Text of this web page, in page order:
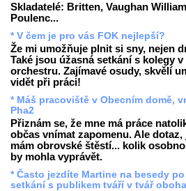
Skladatelé: Britten, Vaughan
Poulenc...
* V čem je pro vás FOK nejlepší?
Že mi umožňuje plnit si sny, nejen
Také jsou úžasná setkání s kolegy
orchestru. Zajímavé osudy, skvělí
vidět při práci!
* Máš pracoviště v Obecním domě,
Pha2
Přiznám se, že mne má práce
občas vnímat zapomenu. Ale
mám obrovské štěstí... kolik
by mohla vyprávět.
* Často jezdíte Martine na besedy
setkání s publikem tváří v tvář